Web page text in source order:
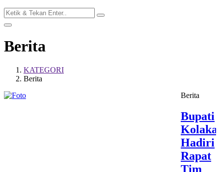
Berita
KATEGORI
Berita
Berita
Bupati
Kolaka
Hadiri
Rapat
Tim